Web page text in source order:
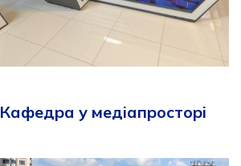
Кафедра у медіапросторі